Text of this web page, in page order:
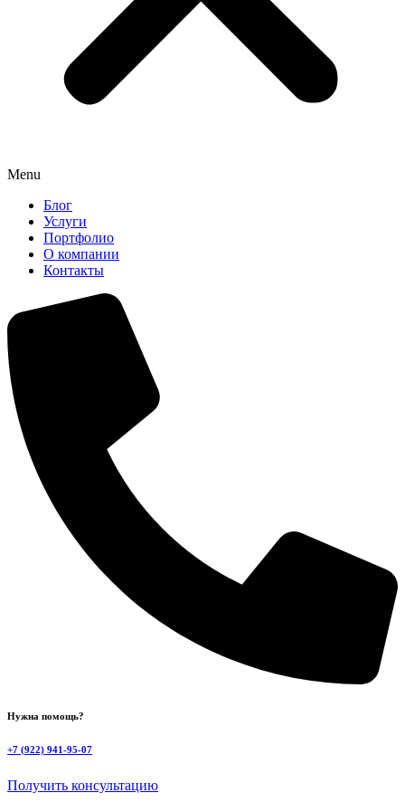
Menu
Блог
Услуги
Портфолио
О компании
Контакты
Нужна помощь?
+7 (922) 941-95-07
Получить консультацию